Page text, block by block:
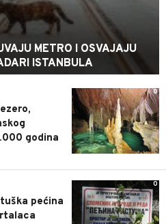
METRO I OSVAJAJU
ISTANBULA
0
godina
0
pećina